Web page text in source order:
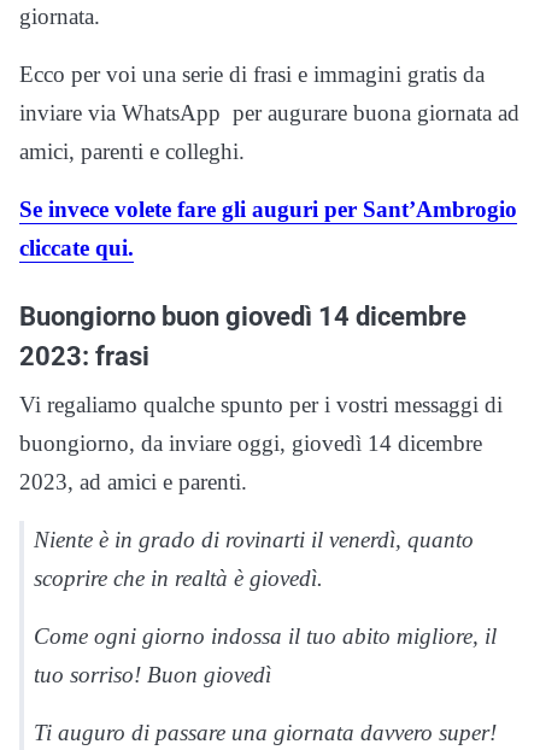
giornata.
Ecco per voi una serie di frasi e immagini gratis da
inviare via WhatsApp per augurare buona giornata ad
amici, parenti e colleghi.
Se invece volete fare gli auguri per Sant’Ambrogio
cliccate qui.
Buongiorno buon giovedì 14 dicembre
2023: frasi
Vi regaliamo qualche spunto per i vostri messaggi di
buongiorno, da inviare oggi, giovedì 14 dicembre
2023, ad amici e parenti.
Niente è in grado di rovinarti il venerdì, quanto
scoprire che in realtà è giovedì.
Come ogni giorno indossa il tuo abito migliore, il
tuo sorriso! Buon giovedì
Ti auguro di passare una giornata davvero super!